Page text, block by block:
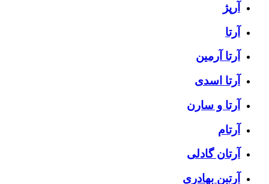
آرپژ
آرتا
آرتا آرمین
آرتا اسدی
آرتا و سارن
آرتام
آرتان گادلی
آرتبن بهادری